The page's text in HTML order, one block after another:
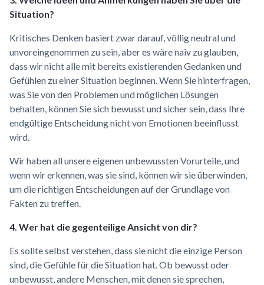
Situation?
Kritisches Denken basiert zwar darauf, völlig neutral und
unvoreingenommen zu sein, aber es wäre naiv zu glauben,
dass wir nicht alle mit bereits existierenden Gedanken und
Gefühlen zu einer Situation beginnen. Wenn Sie hinterfragen,
was Sie von den Problemen und möglichen Lösungen
behalten, können Sie sich bewusst und sicher sein, dass Ihre
endgültige Entscheidung nicht von Emotionen beeinflusst
wird.
Wir haben all unsere eigenen unbewussten Vorurteile, und
wenn wir erkennen, was sie sind, können wir sie überwinden,
um die richtigen Entscheidungen auf der Grundlage von
Fakten zu treffen.
4. Wer hat die gegenteilige Ansicht von dir?
Es sollte selbst verstehen, dass sie nicht die einzige Person
sind, die Gefühle für die Situation hat. Ob bewusst oder
unbewusst, andere Menschen, mit denen sie sprechen,